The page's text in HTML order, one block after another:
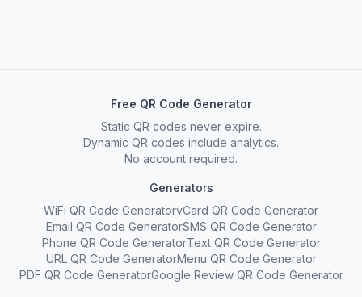
Free QR Code Generator
Static QR codes never expire.
Dynamic QR codes include analytics.
No account required.
Generators
WiFi QR Code GeneratorvCard QR Code Generator
Email QR Code GeneratorSMS QR Code Generator
Phone QR Code GeneratorText QR Code Generator
URL QR Code GeneratorMenu QR Code Generator
PDF QR Code GeneratorGoogle Review QR Code Generator